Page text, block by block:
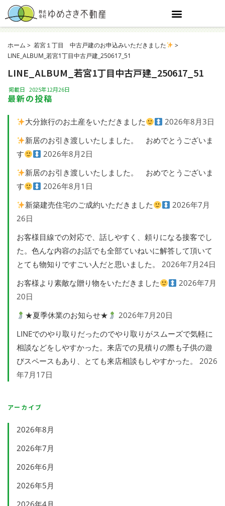
ホーム
若宮１丁目 中古戸建のお申込みいただきました
LINE_ALBUM_若宮1丁目中古戸建_250617_51
LINE_ALBUM_若宮1丁目中古戸建_250617_51
掲載日 2025年12月26日
最新の投稿
大分旅行のお土産をいただきました
2026年8月3日
新居のお引き渡しいたしました。 おめでとうございま
す
2026年8月2日
新居のお引き渡しいたしました。 おめでとうございま
す
2026年8月1日
新築建売住宅のご成約いただきました
2026年7月
26日
お客様目線での対応で、話しやすく、頼りになる接客でし
た。色んな内容のお話でも全部ていねいに解答して頂いて
とても物知りですごい人だと思いました。
2026年7月24日
お客様より素敵な贈り物をいただきました
2026年7月
20日
★夏季休業のお知らせ★
2026年7月20日
LINEでのやり取りだったのでやり取りがスムーズで気軽に
相談などをしやすかった。来店での見積りの際も子供の遊
びスペースもあり、とても来店相談もしやすかった。
2026
年7月17日
アーカイブ
2026年8月
2026年7月
2026年6月
2026年5月
2026年4月